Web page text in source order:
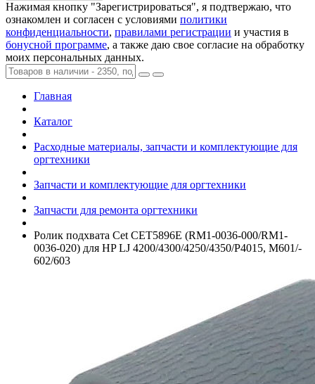
Нажимая кнопку "Зарегистрироваться", я подтвержаю, что
ознакомлен и согласен с условиями политики
конфиденциальности, правилами регистрации и участия в
бонусной программе, а также даю свое согласие на обработку
моих персональных данных.
Главная
Каталог
Расходные материалы, запчасти и комплектующие для
оргтехники
Запчасти и комплектующие для оргтехники
Запчасти для ремонта оргтехники
Ролик подхвата Cet CET5896E (RM1-0036-000/­RM1-
0036-020) для HP LJ 4200/­4300/­4250/­4350/­P4015, M601/­
602/­603